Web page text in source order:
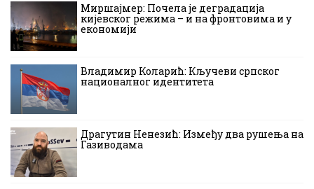
Миршајмер: Почела је деградација
кијевског режима – и на фронтовима и у
економији
Владимир Коларић: Кључеви српског
националног идентитета
Драгутин Ненезић: Између два рушења на
Газиводама